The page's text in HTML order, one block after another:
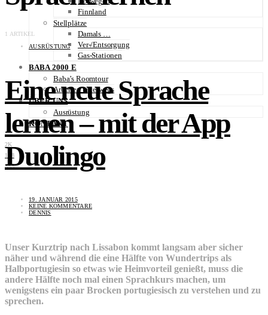
Finnland
Stellplätze
Damals …
Ver-/Entsorgung
Gas-Stationen
BABA 2000 E
Baba’s Roomtour
Arbeiten unterwegs
ÜBER UNS
Ausrüstung
KONTAKT
2K
168
353
1 ARTIKEL
AUSRÜSTUNG
Eine neue Sprache
lernen – mit der App
Duolingo
19. JANUAR 2015
KEINE KOMMENTARE
DENNIS
Unser Kurztrip nach Lissabon kommt langsam aber sicher
näher und während die eine Hälfte von Wundertrips als
Halbportugiesin so etwas wie Heimvorteil genießt, muss die
andere Hälfte noch mal einen Sprachkurs machen, um
wenigstens ein paar Brocken portugiesisch zu verstehen und zu
sprechen.